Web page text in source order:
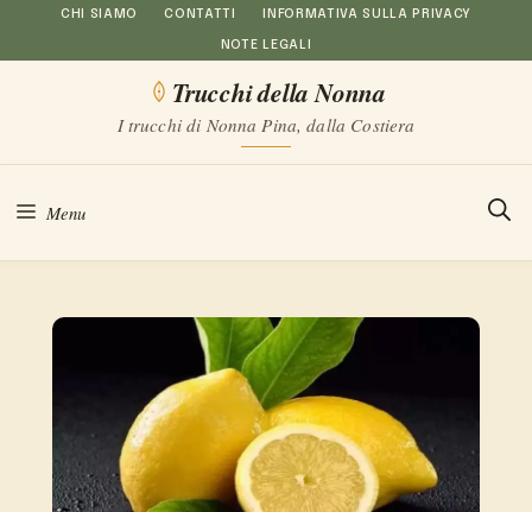
al
CHI SIAMO CONTATTI INFORMATIVA SULLA PRIVACY
NOTE LEGALI
Trucchi della Nonna
I trucchi di Nonna Pina, dalla Costiera
Menu